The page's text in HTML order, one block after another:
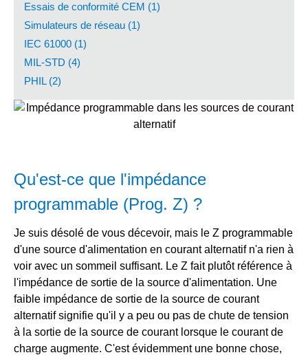
Qu'est-ce que l'impédance
programmable (Prog. Z) ?
Je suis désolé de vous décevoir, mais le Z programmable
d'une source d'alimentation en courant alternatif n'a rien à
voir avec un sommeil suffisant. Le Z fait plutôt référence à
l'impédance de sortie de la source d'alimentation. Une
faible impédance de sortie de la source de courant
alternatif signifie qu'il y a peu ou pas de chute de tension
à la sortie de la source de courant lorsque le courant de
charge augmente. C'est évidemment une bonne chose,
Essais de conformité CEM (1)
Simulateurs de réseau (1)
IEC 61000 (1)
MIL-STD (4)
PHIL (2)